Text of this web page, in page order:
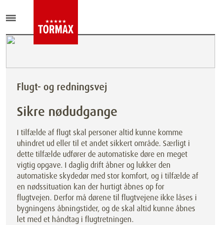
Flugt- og redningsvej
Sikre nødudgange
I tilfælde af flugt skal personer altid kunne komme
uhindret ud eller til et andet sikkert område. Særligt i
dette tilfælde udfører de automatiske døre en meget
vigtig opgave. I daglig drift åbner og lukker den
automatiske skydedør med stor komfort, og i tilfælde af
en nødssituation kan der hurtigt åbnes op for
flugtvejen. Derfor må dørene til flugtvejene ikke låses i
bygningens åbningstider, og de skal altid kunne åbnes
let med et håndtag i flugtretningen.